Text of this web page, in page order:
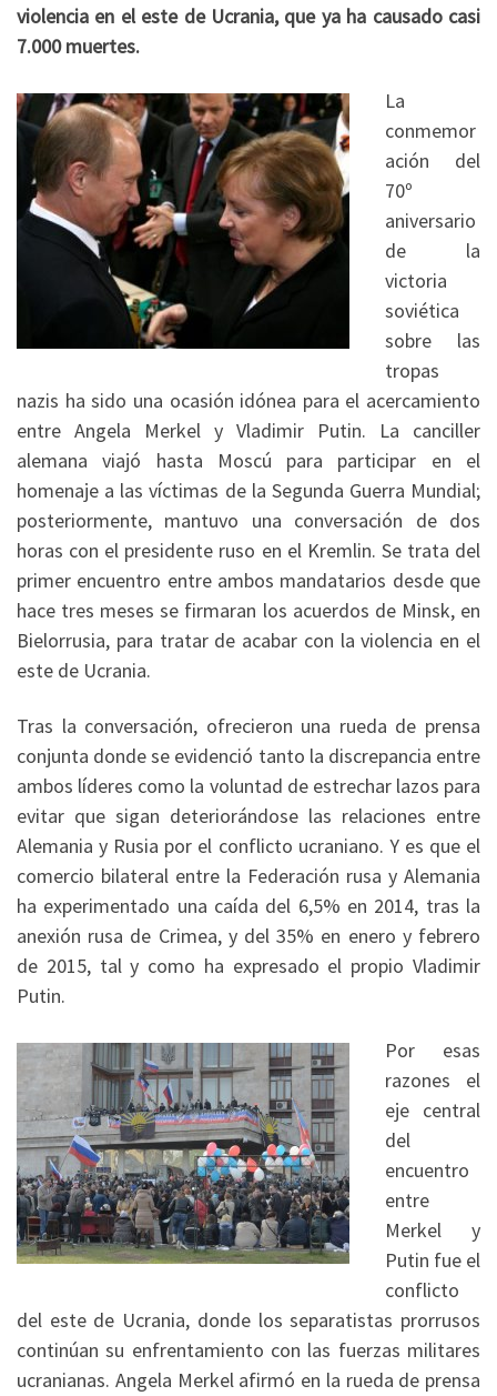
violencia en el este de Ucrania, que ya ha causado casi
7.000 muertes.
La
conmemor
ación del
70º
aniversario
de la
victoria
soviética
sobre las
tropas
nazis ha sido una ocasión idónea para el acercamiento
entre Angela Merkel y Vladimir Putin. La canciller
alemana viajó hasta Moscú para participar en el
homenaje a las víctimas de la Segunda Guerra Mundial;
posteriormente, mantuvo una conversación de dos
horas con el presidente ruso en el Kremlin. Se trata del
primer encuentro entre ambos mandatarios desde que
hace tres meses se firmaran los acuerdos de Minsk, en
Bielorrusia, para tratar de acabar con la violencia en el
este de Ucrania.
Tras la conversación, ofrecieron una rueda de prensa
conjunta donde se evidenció tanto la discrepancia entre
ambos líderes como la voluntad de estrechar lazos para
evitar que sigan deteriorándose las relaciones entre
Alemania y Rusia por el conflicto ucraniano. Y es que el
comercio bilateral entre la Federación rusa y Alemania
ha experimentado una caída del 6,5% en 2014, tras la
anexión rusa de Crimea, y del 35% en enero y febrero
de 2015, tal y como ha expresado el propio Vladimir
Putin.
Por esas
razones el
eje central
del
encuentro
entre
Merkel y
Putin fue el
conflicto
del este de Ucrania, donde los separatistas prorrusos
continúan su enfrentamiento con las fuerzas militares
ucranianas. Angela Merkel afirmó en la rueda de prensa